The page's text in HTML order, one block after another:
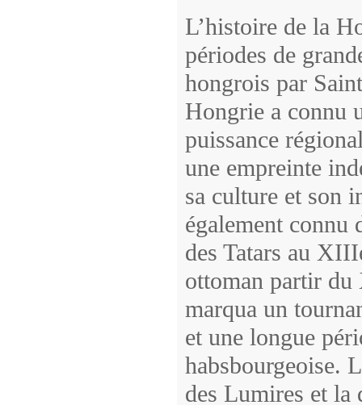
L’histoire de la
périodes de
hongrois par
Hongrie a connu
puissance
une empreinte
sa culture et son
également connu
des Tatars au
ottoman partir
marqua un
et une longue
habsbourgeoise.
des Lumires et la